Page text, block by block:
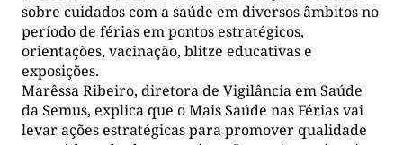
sobre cuidados com a saúde em diversos âmbitos no
período de férias em pontos estratégicos,
orientações, vacinação, blitze educativas e
exposições.
Marêssa Ribeiro, diretora de Vigilância em Saúde
da Semus, explica que o Mais Saúde nas Férias vai
levar ações estratégicas para promover qualidade